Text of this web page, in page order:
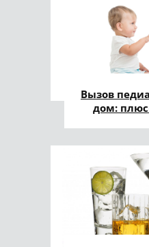
Вызов
дом: